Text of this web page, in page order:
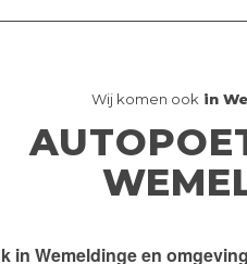
Wij komen ook in
in Wemeldinge en omgeving